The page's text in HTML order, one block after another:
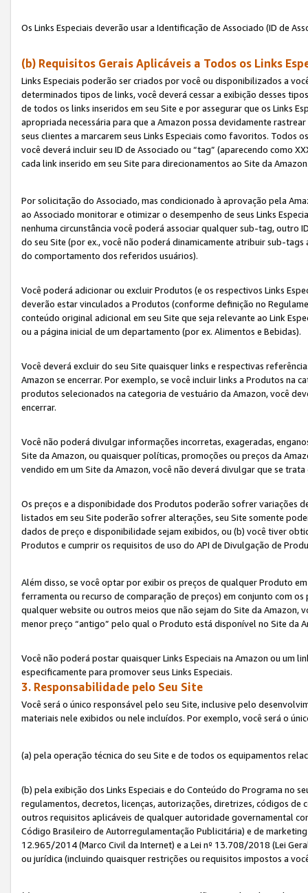
Os Links Especiais deverão usar a Identificação de Associado (ID de
(b) Requisitos Gerais Aplicáveis a Todos os Links
Links Especiais poderão ser criados por você ou disponibilizados a
determinados tipos de links, você deverá cessar a exibição desses
de todos os links inseridos em seu Site e por assegurar que os Links
apropriada necessária para que a Amazon possa devidamente
seus clientes a marcarem seus Links Especiais como favoritos. Todos
você deverá incluir seu ID de Associado ou “tag” (aparecendo como
cada link inserido em seu Site para direcionamentos ao Site da
Por solicitação do Associado, mas condicionado à aprovação pela
ao Associado monitorar e otimizar o desempenho de seus Links
nenhuma circunstância você poderá associar qualquer sub-tag,
do seu Site (por ex., você não poderá dinamicamente atribuir sub-
do comportamento dos referidos usuários).
Você poderá adicionar ou excluir Produtos (e os respectivos Links
deverão estar vinculados a Produtos (conforme definição no
conteúdo original adicional em seu Site que seja relevante ao Link
ou a página inicial de um departamento (por ex. Alimentos e Bebidas).
Você deverá excluir do seu Site quaisquer links e respectivas
Amazon se encerrar. Por exemplo, se você incluir links a Produtos na
produtos selecionados na categoria de vestuário da Amazon, você
encerrar.
Você não poderá divulgar informações incorretas, exageradas,
Site da Amazon, ou quaisquer políticas, promoções ou preços da
vendido em um Site da Amazon, você não deverá divulgar que se
Os preços e a disponibidade dos Produtos poderão sofrer variações
listados em seu Site poderão sofrer alterações, seu Site somente
dados de preço e disponibilidade sejam exibidos, ou (b) você tiver
Produtos e cumprir os requisitos de uso do API de Divulgação de
Além disso, se você optar por exibir os preços de qualquer Produto
ferramenta ou recurso de comparação de preços) em conjunto com
qualquer website ou outros meios que não sejam do Site da Amazon,
menor preço “antigo” pelo qual o Produto está disponível no Site da
Você não poderá postar quaisquer Links Especiais na Amazon ou um
especificamente para promover seus Links Especiais.
3. Responsabilidade pelo Seu Site
Você será o único responsável pelo seu Site, inclusive pelo
materiais nele exibidos ou nele incluídos. Por exemplo, você será o
(a) pela operação técnica do seu Site e de todos os equipamentos
(b) pela exibição dos Links Especiais e do Conteúdo do Programa no
regulamentos, decretos, licenças, autorizações, diretrizes, códigos
outros requisitos aplicáveis de qualquer autoridade governamental
Código Brasileiro de Autorregulamentação Publicitária) e de
12.965/2014 (Marco Civil da Internet) e a Lei nº 13.708/2018 (Lei
ou jurídica (incluindo quaisquer restrições ou requisitos impostos a